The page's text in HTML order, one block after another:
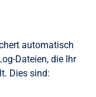
automatisch
Dateien, die Ihr
Dies sind: